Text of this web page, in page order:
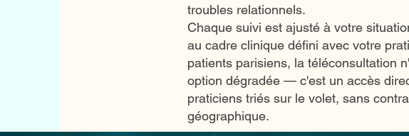
troubles relationnels.
Chaque suivi est ajusté à votre
au cadre clinique défini avec votre
patients parisiens, la téléconsultation
option dégradée — c'est un accès
praticiens triés sur le volet, sans
géographique.